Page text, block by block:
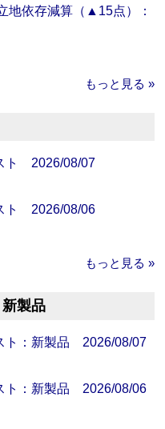
地依存減算（▲15点）：
もっと見る »
ト 2026/08/07
ト 2026/08/06
もっと見る »
製品
ト：新製品 2026/08/07
ト：新製品 2026/08/06